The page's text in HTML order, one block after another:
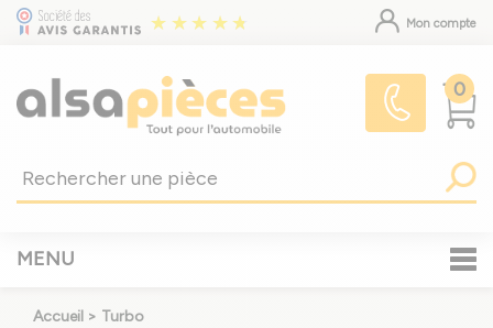
Mon compte
0
MENU
Accueil > Turbo